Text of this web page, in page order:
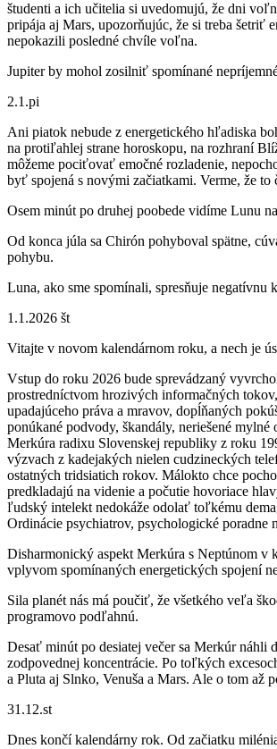
študenti a ich učitelia si uvedomujú, že dni
pripája aj Mars, upozorňujúc, že si treba šetriť
nepokazili posledné chvíle voľna.
Jupiter by mohol zosilniť spomínané
2.1.pi
Ani piatok nebude z energetického hľadiska
na protiľahlej strane horoskopu, na rozhraní
môžeme pociťovať emočné rozladenie,
byť spojená s novými začiatkami. Verme, že to
Osem minút po druhej poobede vidíme Lunu
Od konca júla sa Chirón pohyboval spätne,
pohybu.
Luna, ako sme spomínali, spresňuje
1.1.2026 št
Vitajte v novom kalendárnom roku, a nech je
Vstup do roku 2026 bude sprevádzaný
prostredníctvom hrozivých informačných
upadajúceho práva a mravov, dopĺňaných
ponúkané podvody, škandály, neriešené
Merkúra radixu Slovenskej republiky z roku
výzvach z kadejakých nielen cudzineckých
ostatných tridsiatich rokov. Málokto chce
predkladajú na videnie a počutie hovoriace
ľudský intelekt nedokáže odolať toľkému
Ordinácie psychiatrov, psychologické poradne
Disharmonický aspekt Merkúra s Neptúnom v
vplyvom spomínaných energetických spojení
Sila planét nás má poučiť, že všetkého veľa
programovo podľahnú.
Desať minút po desiatej večer sa Merkúr
zodpovednej koncentrácie. Po toľkých
a Pluta aj Slnko, Venuša a Mars. Ale o tom až
31.12.st
Dnes končí kalendárny rok. Od začiatku